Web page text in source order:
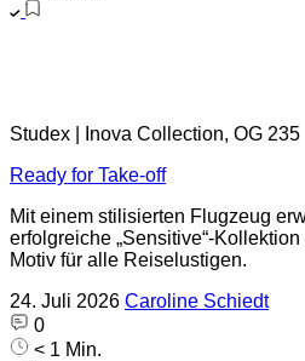
Studex | Inova Collection, OG 235
Ready for Take-off
Mit einem stilisierten Flugzeug
erfolgreiche „Sensitive“-
Motiv für alle Reiselustigen.
24. Juli 2026 Caroline Schiedt
0
< 1 Min.